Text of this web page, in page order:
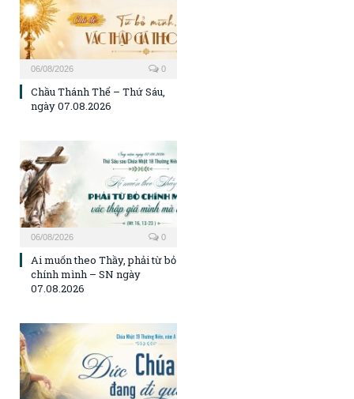
06/08/2026 0
Chầu Thánh Thể – Thứ Sáu,
ngày 07.08.2026
06/08/2026 0
Ai muốn theo Thầy, phải từ bỏ
chính mình – SN ngày
07.08.2026